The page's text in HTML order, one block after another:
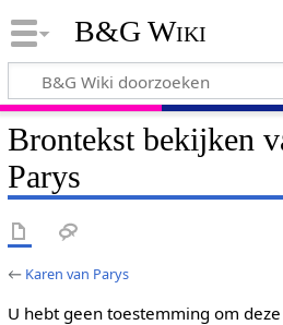
B&G Wiki
Brontekst bekijken
Parys
← Karen van Parys
U hebt geen toestemming om